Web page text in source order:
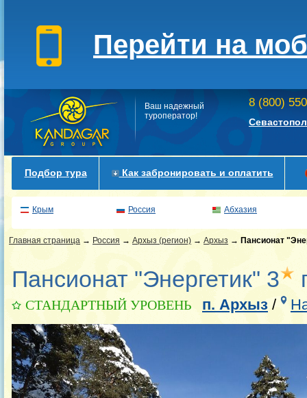
Перейти на
Ваш надежный
туроператор!
8 (800)
Подбор тура Как забронировать и оплатить
Крым Россия Абхазия
Главная страница → Россия → Архыз (регион) → Архыз → Пансионат
Пансионат "Энергетик" 3
СТАНДАРТНЫЙ УРОВЕНЬ п. Архыз /